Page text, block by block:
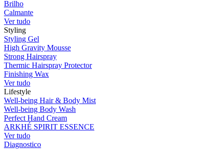
Brilho
Calmante
Ver tudo
Styling
Styling Gel
High Gravity Mousse
Strong Hairspray
Thermic Hairspray Protector
Finishing Wax
Ver tudo
Lifestyle
Well-being Hair & Body Mist
Well-being Body Wash
Perfect Hand Cream
ARKHÉ SPIRIT ESSENCE
Ver tudo
Diagnostico